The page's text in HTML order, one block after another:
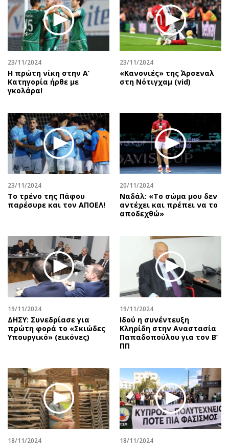
Περιβάλλον
Ελλάδα
Κόσμος
Παράξενα
Πολιτισμός
Σινεμά
Θέατρο-Χορός
Εικαστικά
Βιβλίο
Χειρόγραφα
Ταξίδια
Συνταγές
Έξοδος
Media
Εκπομπές
Wine routes
Προσφορές
Προσωπικότητες στην ''Κ''
Επιστολές
23/11/2024
Η πρώτη νίκη στην Α’
Κατηγορία ήρθε με
γκολάρα!
23/11/2024
«Κανονιές» της Άρσεναλ
στη Νότιγχαμ (vid)
23/11/2024
Το τρένο της Πάφου
παρέσυρε και τον ΑΠΟΕΛ!
20/11/2024
Ναδάλ: «Το σώμα μου δεν
αντέχει και πρέπει να το
αποδεχθώ»
19/11/2024
ΔΗΣΥ: Συνεδρίασε για
πρώτη φορά το «Σκιώδες
Υπουργικό» (εικόνες)
19/11/2024
Ιδού η συνέντευξη
Κληρίδη στην Αναστασία
Παπαδοπούλου για τον Β’
ΠΠ
18/11/2024 18/11/2024